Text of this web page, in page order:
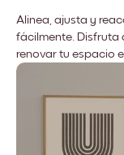
Alinea, ajusta y
fácilmente. Disfruta
renovar tu espacio